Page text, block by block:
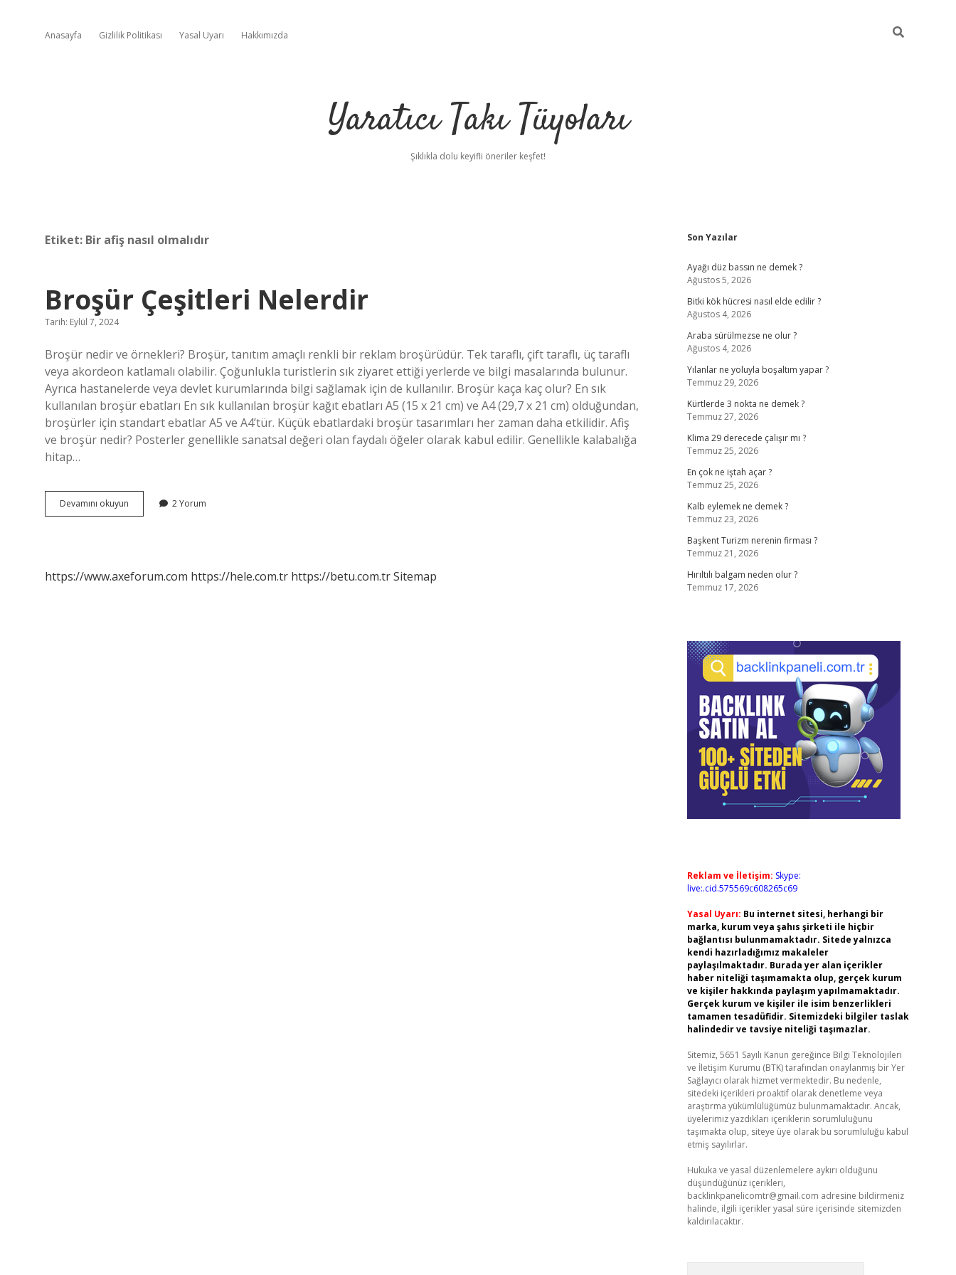
Anasayfa Gizlilik Politikası Yasal Uyarı Hakkımızda
Yaratıcı Takı Tüyoları
Şıklıkla dolu keyifli öneriler keşfet!
Etiket: Bir afiş nasıl olmalıdır
Broşür Çeşitleri Nelerdir
Tarih: Eylül 7, 2024
Broşür nedir ve örnekleri? Broşür, tanıtım amaçlı renkli bir reklam broşürüdür. Tek taraflı, çift taraflı, üç taraflı
veya akordeon katlamalı olabilir. Çoğunlukla turistlerin sık ziyaret ettiği yerlerde ve bilgi masalarında bulunur.
Ayrıca hastanelerde veya devlet kurumlarında bilgi sağlamak için de kullanılır. Broşür kaça kaç olur? En sık
kullanılan broşür ebatları En sık kullanılan broşür kağıt ebatları A5 (15 x 21 cm) ve A4 (29,7 x 21 cm) olduğundan,
broşürler için standart ebatlar A5 ve A4’tür. Küçük ebatlardaki broşür tasarımları her zaman daha etkilidir. Afiş
ve broşür nedir? Posterler genellikle sanatsal değeri olan faydalı öğeler olarak kabul edilir. Genellikle kalabalığa
hitap…
Devamını okuyun
Çeşitleri
2 Yorum
https://www.axeforum.com https://hele.com.tr https://betu.com.trSitemap
Sidebar
Son Yazılar
Ayağı düz bassın ne demek ?
Ağustos 5, 2026
Bitki kök hücresi nasıl elde edilir ?
Ağustos 4, 2026
Araba sürülmezse ne olur ?
Ağustos 4, 2026
Yılanlar ne yoluyla boşaltım yapar ?
Temmuz 29, 2026
Kürtlerde 3 nokta ne demek ?
Temmuz 27, 2026
Klima 29 derecede çalışır mı ?
Temmuz 25, 2026
En çok ne iştah açar ?
Temmuz 25, 2026
Kalb eylemek ne demek ?
Temmuz 23, 2026
Başkent Turizm nerenin firması ?
Temmuz 21, 2026
Hırıltılı balgam neden olur ?
Temmuz 17, 2026
Reklam ve İletişim: Skype:
live:.cid.575569c608265c69
Yasal Uyarı: Bu internet sitesi, herhangi bir
marka, kurum veya şahıs şirketi ile hiçbir
bağlantısı bulunmamaktadır. Sitede yalnızca
kendi hazırladığımız makaleler
paylaşılmaktadır. Burada yer alan içerikler
haber niteliği taşımamakta olup, gerçek kurum
ve kişiler hakkında paylaşım yapılmamaktadır.
Gerçek kurum ve kişiler ile isim benzerlikleri
tamamen tesadüfidir. Sitemizdeki bilgiler taslak
halindedir ve tavsiye niteliği taşımazlar.
Sitemiz, 5651 Sayılı Kanun gereğince Bilgi Teknolojileri
ve İletişim Kurumu (BTK) tarafından onaylanmış bir Yer
Sağlayıcı olarak hizmet vermektedir. Bu nedenle,
sitedeki içerikleri proaktif olarak denetleme veya
araştırma yükümlülüğümüz bulunmamaktadır. Ancak,
üyelerimiz yazdıkları içeriklerin sorumluluğunu
taşımakta olup, siteye üye olarak bu sorumluluğu kabul
etmiş sayılırlar.
Hukuka ve yasal düzenlemelere aykırı olduğunu
düşündüğünüz içerikleri,
backlinkpanelicomtr@gmail.com adresine bildirmeniz
halinde, ilgili içerikler yasal süre içerisinde sitemizden
kaldırılacaktır.